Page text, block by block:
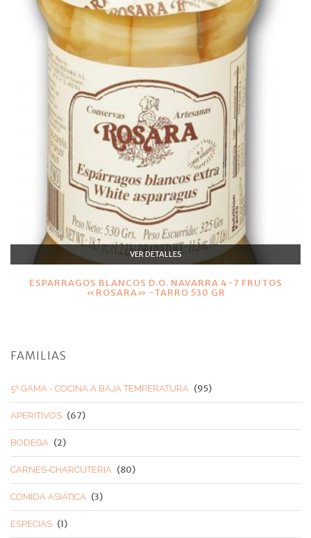
VER DETALLES
ESPARRAGOS BLANCOS D.O. NAVARRA 4-7 FRUTOS
«ROSARA» -TARRO 530 GR
FAMILIAS
5ª GAMA - COCINA A BAJA TEMPERATURA (95)
APERITIVOS (67)
BODEGA (2)
CARNES-CHARCUTERIA (80)
COMIDA ASIÁTICA (3)
ESPECIAS (1)